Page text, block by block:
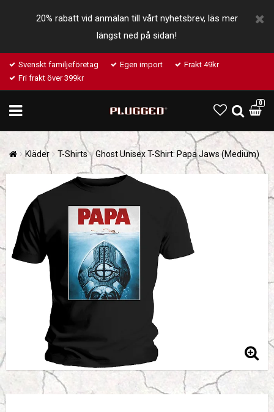
20% rabatt vid anmälan till vårt nyhetsbrev, läs mer
längst ned på sidan!
Svenskt familjeföretag Egen import
Frakt 49kr
Fri frakt över 399kr
0
Kläder T-Shirts Ghost Unisex T-Shirt: Papa Jaws (Medium)